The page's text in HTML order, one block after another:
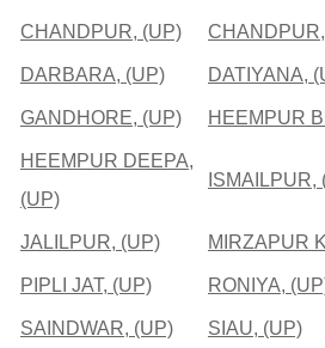
CHANDPUR, (UP)
DARBARA, (UP) DATIYANA,
GANDHORE, (UP) HEEMPUR
HEEMPUR DEEPA,
(UP)
ISMAILPUR,
JALILPUR, (UP) MIRZAPUR
PIPLI JAT, (UP) RONIYA,
SAINDWAR, (UP) SIAU, (UP)